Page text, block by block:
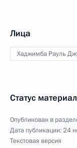
Лица
Хаджимба Рауль
Статус
Опубликован в
Дата публикации:24
Текстовая версия